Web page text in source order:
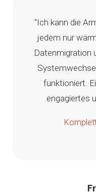
"Ich kann die
jedem nur
Datenmigration
funktioniert.
engagiertes